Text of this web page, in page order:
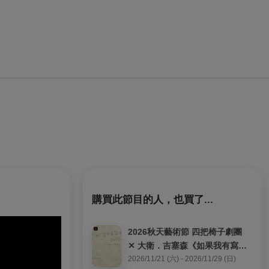
購買此節目的人，也買了...
2026秋天藝術節 四把椅子劇團
✕ 大衛．吉塞森《如果我有寫信
給你》
2026/11/21 (六) - 2026/11/29 (日)